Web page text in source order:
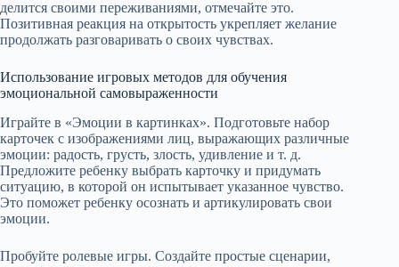
делится своими переживаниями, отмечайте это.
Позитивная реакция на открытость укрепляет желание
продолжать разговаривать о своих чувствах.
Использование игровых методов для обучения
эмоциональной самовыраженности
Играйте в «Эмоции в картинках». Подготовьте набор
карточек с изображениями лиц, выражающих различные
эмоции: радость, грусть, злость, удивление и т. д.
Предложите ребенку выбрать карточку и придумать
ситуацию, в которой он испытывает указанное чувство.
Это поможет ребенку осознать и артикулировать свои
эмоции.
Пробуйте ролевые игры. Создайте простые сценарии,